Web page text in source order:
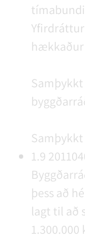
hækkaður
1.9
þess að
lagt til að